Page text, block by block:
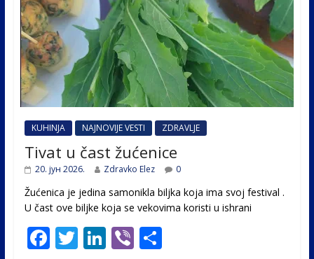
KUHINJA NAJNOVIJE VESTI ZDRAVLJE
Tivat u čast žućenice
20. јун 2026. Zdravko Elez 0
Žućenica je jedina samonikla biljka koja ima svoj festival .
U čast ovе biljke koja se vekovima koristi u ishrani
F T Li Vi S